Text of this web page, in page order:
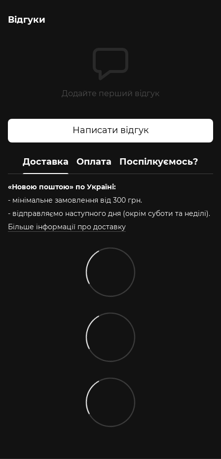
Відгуки
Додайте перший відгук
Написати відгук
Доставка Оплата Поспілкуємось?
«Новою поштою» по Україні:
- мінімальне замовлення від 300 грн.
- відправляємо наступного дня (окрім суботи та неділі).
Більше інформації про доставку